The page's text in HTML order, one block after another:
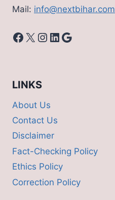
Mail: info@nextbihar.com
Facebook
X Instagram
LinkedIn
Google
LINKS
About Us
Contact Us
Disclaimer
Fact-Checking Policy
Ethics Policy
Correction Policy